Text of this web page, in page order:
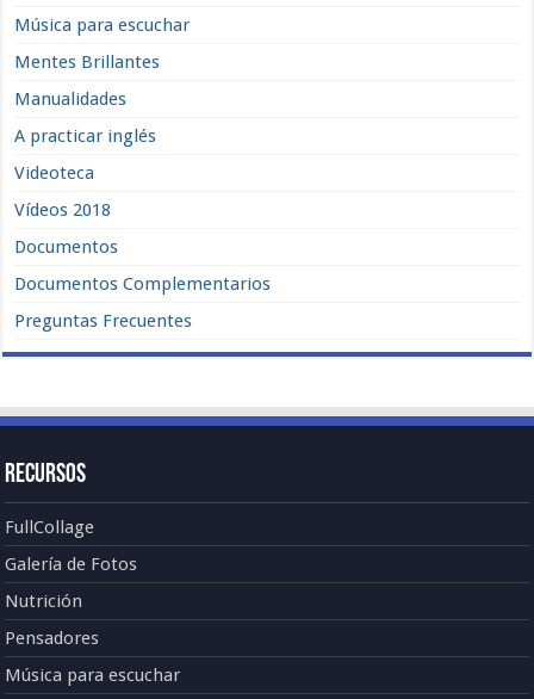
Música para escuchar
Mentes Brillantes
Manualidades
A practicar inglés
Videoteca
Vídeos 2018
Documentos
Documentos Complementarios
Preguntas Frecuentes
Recursos
FullCollage
Galería de Fotos
Nutrición
Pensadores
Música para escuchar